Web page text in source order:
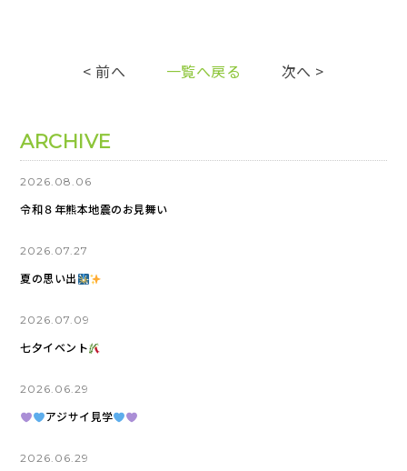
< 前へ 一覧へ戻る 次へ >
ARCHIVE
2026.08.06
令和８年熊本地震のお見舞い
2026.07.27
夏の思い出
2026.07.09
七夕イベント
2026.06.29
アジサイ見学
2026.06.29